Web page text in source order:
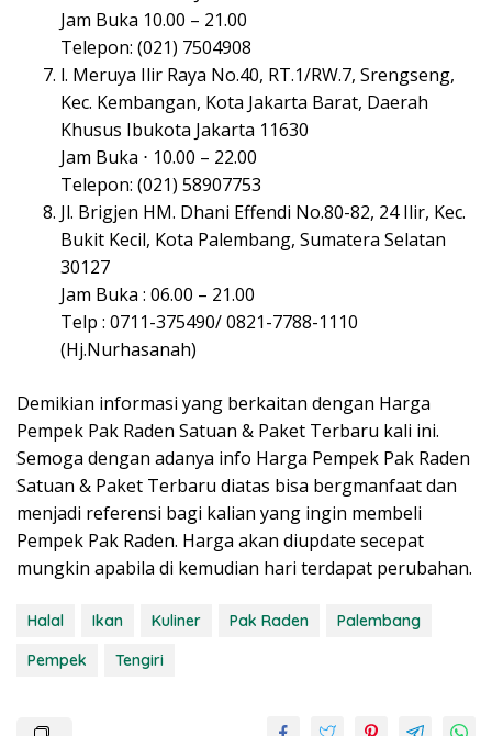
Jam Buka 10.00 – 21.00
Telepon: (021) 7504908
l. Meruya Ilir Raya No.40, RT.1/RW.7, Srengseng,
Kec. Kembangan, Kota Jakarta Barat, Daerah
Khusus Ibukota Jakarta 11630
Jam Buka ⋅ 10.00 – 22.00
Telepon: (021) 58907753
Jl. Brigjen HM. Dhani Effendi No.80-82, 24 Ilir, Kec.
Bukit Kecil, Kota Palembang, Sumatera Selatan
30127
Jam Buka : 06.00 – 21.00
Telp : 0711-375490/ 0821-7788-1110
(Hj.Nurhasanah)
Demikian informasi yang berkaitan dengan Harga
Pempek Pak Raden Satuan & Paket Terbaru kali ini.
Semoga dengan adanya info Harga Pempek Pak Raden
Satuan & Paket Terbaru diatas bisa bergmanfaat dan
menjadi referensi bagi kalian yang ingin membeli
Pempek Pak Raden. Harga akan diupdate secepat
mungkin apabila di kemudian hari terdapat perubahan.
Halal Ikan Kuliner Pak Raden
Palembang
Pempek
Tengiri